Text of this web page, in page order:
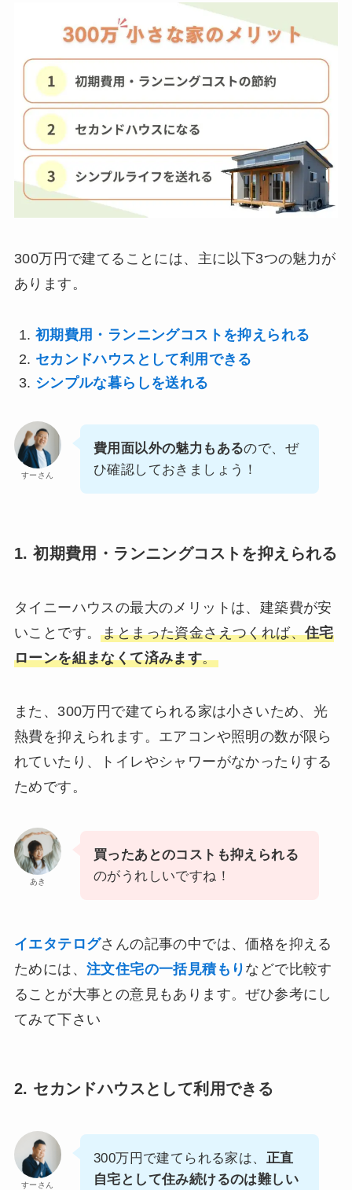
300万円で建てることには、主に以下3つの魅力が
あります。
初期費用・ランニングコストを抑えられる
セカンドハウスとして利用できる
シンプルな暮らしを送れる
すーさん
費用面以外の魅力もあるので、ぜ
ひ確認しておきましょう！
1. 初期費用・ランニングコストを抑えられる
タイニーハウスの最大のメリットは、建築費が安
いことです。まとまった資金さえつくれば、住宅
ローンを組まなくて済みます。
また、300万円で建てられる家は小さいため、光
熱費を抑えられます。エアコンや照明の数が限ら
れていたり、トイレやシャワーがなかったりする
ためです。
あき
買ったあとのコストも抑えられる
のがうれしいですね！
イエタテログさんの記事の中では、価格を抑える
ためには、 注文住宅の一括見積もり などで比較す
ることが大事との意見もあります。ぜひ参考にし
てみて下さい
2. セカンドハウスとして利用できる
すーさん
300万円で建てられる家は、 正直
自宅として住み続けるのは難しい